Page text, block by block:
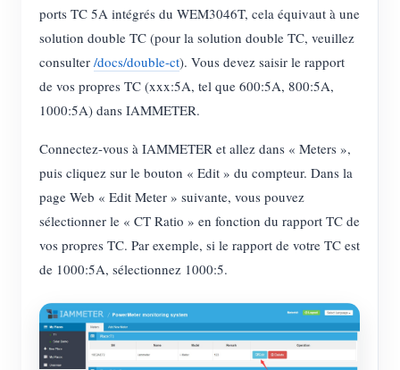
ports TC 5A intégrés du WEM3046T, cela équivaut à une
solution double TC (pour la solution double TC, veuillez
consulter /docs/double-ct). Vous devez saisir le rapport
de vos propres TC (xxx:5A, tel que 600:5A, 800:5A,
1000:5A) dans IAMMETER.
Connectez-vous à IAMMETER et allez dans « Meters »,
puis cliquez sur le bouton « Edit » du compteur. Dans la
page Web « Edit Meter » suivante, vous pouvez
sélectionner le « CT Ratio » en fonction du rapport TC de
vos propres TC. Par exemple, si le rapport de votre TC est
de 1000:5A, sélectionnez 1000:5.